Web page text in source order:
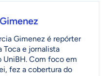
Gimenez é repórter
Toca e jornalista
UniBH. Com foco em
fez a cobertura do